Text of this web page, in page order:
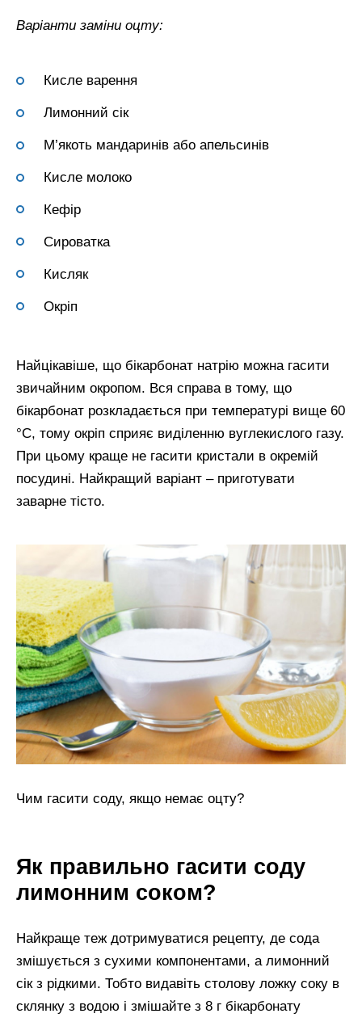
Варіанти заміни оцту:
Кисле варення
Лимонний сік
М’якоть мандаринів або апельсинів
Кисле молоко
Кефір
Сироватка
Кисляк
Окріп
Найцікавіше, що бікарбонат натрію можна гасити
звичайним окропом. Вся справа в тому, що
бікарбонат розкладається при температурі вище 60
°С, тому окріп сприяє виділенню вуглекислого газу.
При цьому краще не гасити кристали в окремій
посудині. Найкращий варіант – приготувати
заварне тісто.
Чим гасити соду, якщо немає оцту?
Як правильно гасити соду
лимонним соком?
Найкраще теж дотримуватися рецепту, де сода
змішується з сухими компонентами, а лимонний
сік з рідкими. Тобто видавіть столову ложку соку в
склянку з водою і змішайте з 8 г бікарбонату